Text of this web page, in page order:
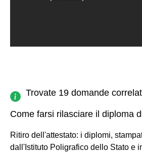
Trovate 19 domande
Come farsi rilasciare il diploma
Ritiro dell'attestato: i diplomi,
dall'Istituto Poligrafico dello Stato e